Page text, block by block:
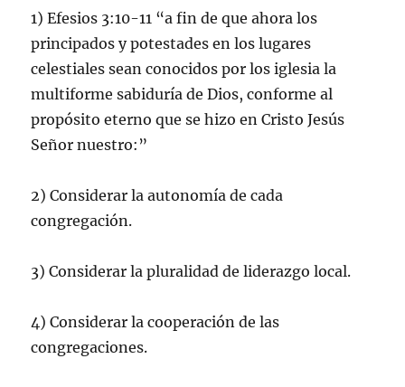
1) Efesios 3:10-11 “a fin de que ahora los
principados y potestades en los lugares
celestiales sean conocidos por los iglesia la
multiforme sabiduría de Dios, conforme al
propósito eterno que se hizo en Cristo Jesús
Señor nuestro:”
2) Considerar la autonomía de cada
congregación.
3) Considerar la pluralidad de liderazgo local.
4) Considerar la cooperación de las
congregaciones.